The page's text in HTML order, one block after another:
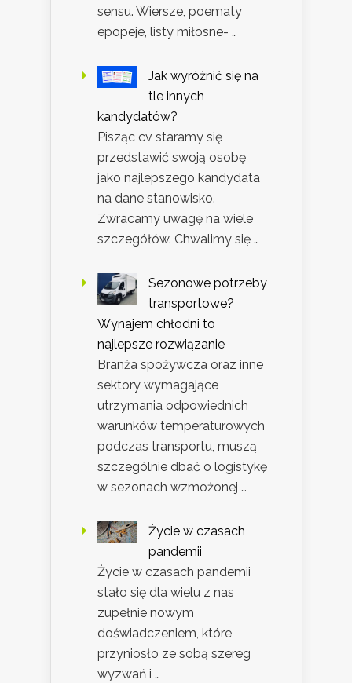
sensu. Wiersze, poematy
epopeje, listy miłosne- …
Jak wyróżnić się na
tle innych
kandydatów?
Pisząc cv staramy się
przedstawić swoją osobę
jako najlepszego kandydata
na dane stanowisko.
Zwracamy uwagę na wiele
szczegółów. Chwalimy się …
Sezonowe potrzeby
transportowe?
Wynajem chłodni to
najlepsze rozwiązanie
Branża spożywcza oraz inne
sektory wymagające
utrzymania odpowiednich
warunków temperaturowych
podczas transportu, muszą
szczególnie dbać o logistykę
w sezonach wzmożonej …
Życie w czasach
pandemii
Życie w czasach pandemii
stało się dla wielu z nas
zupełnie nowym
doświadczeniem, które
przyniosło ze sobą szereg
wyzwań i …